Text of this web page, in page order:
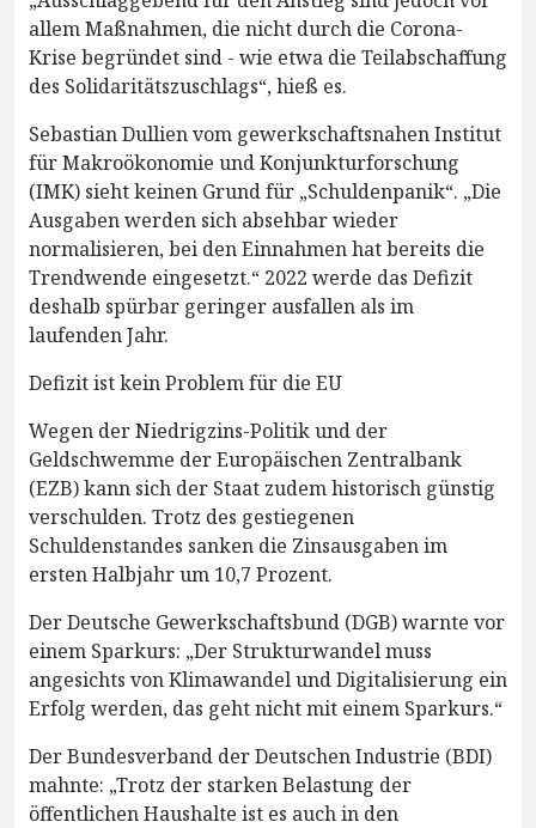
allem Maßnahmen, die nicht durch die Corona-
Krise begründet sind - wie etwa die Teilabschaffung
des Solidaritätszuschlags“, hieß es.
Sebastian Dullien vom gewerkschaftsnahen Institut
für Makroökonomie und Konjunkturforschung
(IMK) sieht keinen Grund für „Schuldenpanik“. „Die
Ausgaben werden sich absehbar wieder
normalisieren, bei den Einnahmen hat bereits die
Trendwende eingesetzt.“ 2022 werde das Defizit
deshalb spürbar geringer ausfallen als im
laufenden Jahr.
Defizit ist kein Problem für die EU
Wegen der Niedrigzins-Politik und der
Geldschwemme der Europäischen Zentralbank
(EZB) kann sich der Staat zudem historisch günstig
verschulden. Trotz des gestiegenen
Schuldenstandes sanken die Zinsausgaben im
ersten Halbjahr um 10,7 Prozent.
Der Deutsche Gewerkschaftsbund (DGB) warnte vor
einem Sparkurs: „Der Strukturwandel muss
angesichts von Klimawandel und Digitalisierung ein
Erfolg werden, das geht nicht mit einem Sparkurs.“
Der Bundesverband der Deutschen Industrie (BDI)
mahnte: „Trotz der starken Belastung der
öffentlichen Haushalte ist es auch in den